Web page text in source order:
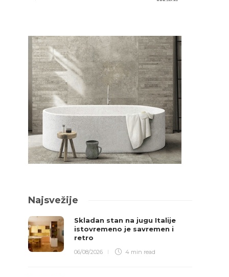
Najsvežije
Skladan stan na jugu Italije
istovremeno je savremen i
retro
06/08/2026 4 min read